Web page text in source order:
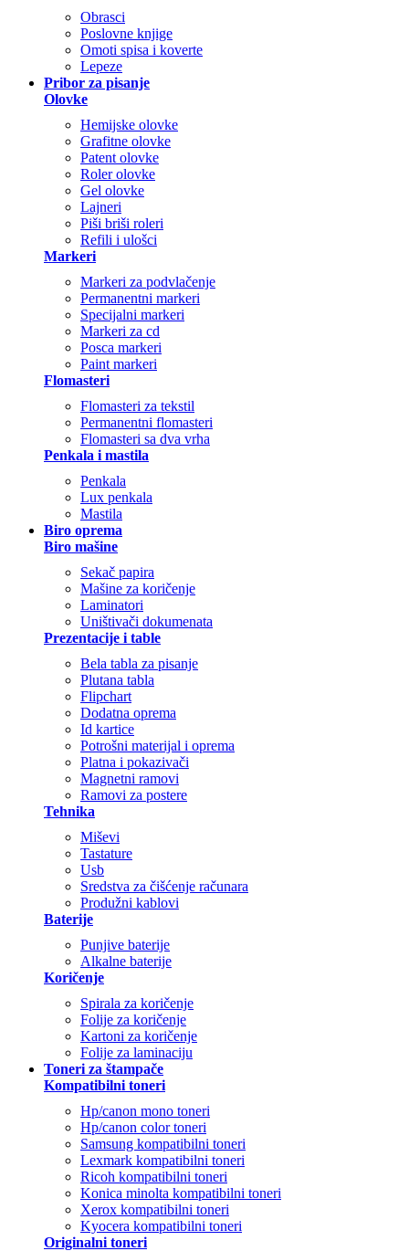
Obrasci
Poslovne knjige
Omoti spisa i koverte
Lepeze
Pribor za pisanje
Olovke
Hemijske olovke
Grafitne olovke
Patent olovke
Roler olovke
Gel olovke
Lajneri
Piši briši roleri
Refili i ulošci
Markeri
Markeri za podvlačenje
Permanentni markeri
Specijalni markeri
Markeri za cd
Posca markeri
Paint markeri
Flomasteri
Flomasteri za tekstil
Permanentni flomasteri
Flomasteri sa dva vrha
Penkala i mastila
Penkala
Lux penkala
Mastila
Biro oprema
Biro mašine
Sekač papira
Mašine za koričenje
Laminatori
Uništivači dokumenata
Prezentacije i table
Bela tabla za pisanje
Plutana tabla
Flipchart
Dodatna oprema
Id kartice
Potrošni materijal i oprema
Platna i pokazivači
Magnetni ramovi
Ramovi za postere
Tehnika
Miševi
Tastature
Usb
Sredstva za čišćenje računara
Produžni kablovi
Baterije
Punjive baterije
Alkalne baterije
Koričenje
Spirala za koričenje
Folije za koričenje
Kartoni za koričenje
Folije za laminaciju
Toneri za štampače
Kompatibilni toneri
Hp/canon mono toneri
Hp/canon color toneri
Samsung kompatibilni toneri
Lexmark kompatibilni toneri
Ricoh kompatibilni toneri
Konica minolta kompatibilni toneri
Xerox kompatibilni toneri
Kyocera kompatibilni toneri
Originalni toneri